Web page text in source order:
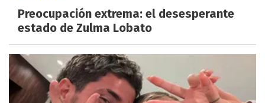
Preocupación extrema: el desesperante
estado de Zulma Lobato